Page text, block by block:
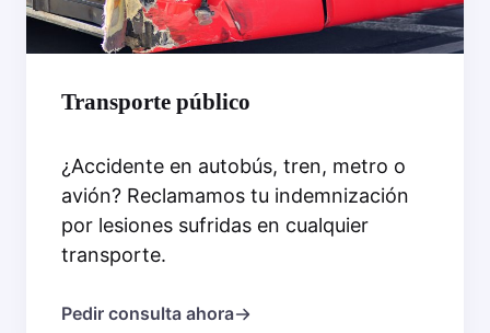
Transporte público
¿Accidente en autobús, tren, metro o
avión? Reclamamos tu indemnización
por lesiones sufridas en cualquier
transporte.
Pedir consulta ahora